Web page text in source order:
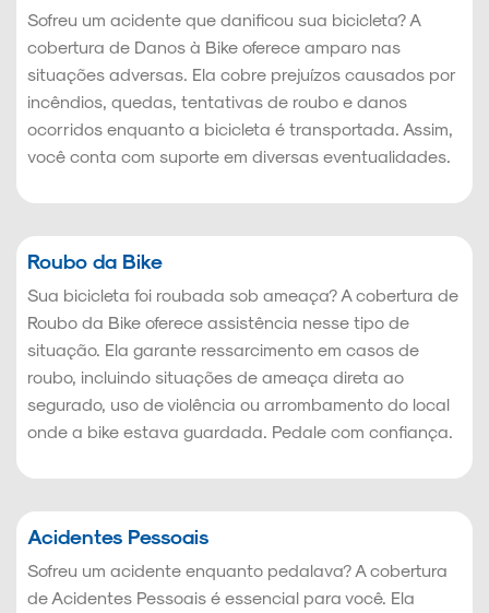
Sofreu um acidente que danificou sua bicicleta? A
cobertura de Danos à Bike oferece amparo nas
situações adversas. Ela cobre prejuízos causados por
incêndios, quedas, tentativas de roubo e danos
ocorridos enquanto a bicicleta é transportada. Assim,
você conta com suporte em diversas eventualidades.
Roubo da Bike
Sua bicicleta foi roubada sob ameaça? A cobertura de
Roubo da Bike oferece assistência nesse tipo de
situação. Ela garante ressarcimento em casos de
roubo, incluindo situações de ameaça direta ao
segurado, uso de violência ou arrombamento do local
onde a bike estava guardada. Pedale com confiança.
Acidentes Pessoais
Sofreu um acidente enquanto pedalava? A cobertura
de Acidentes Pessoais é essencial para você. Ela